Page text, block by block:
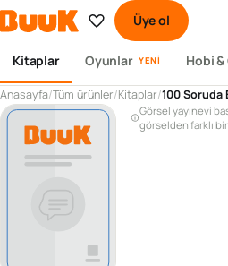
Üye ol
Kitaplar Oyunlar YENI Hobi
Anasayfa/Tüm ürünler/Kitaplar/100 Soruda
Görsel yayınevi
görselden farklı